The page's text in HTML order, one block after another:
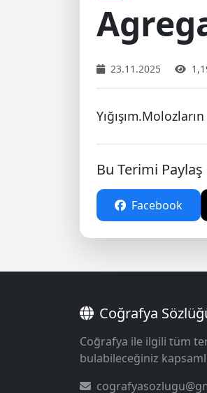
23.11.2025
Bu Terimi Paylaş
Facebook
Coğrafya
Coğrafya ile ilgili tüm
bulabileceğiniz